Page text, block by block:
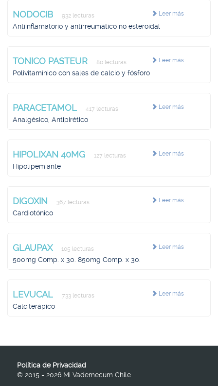
Leer más
NODOCIB 932 lecturas
Antiinflamatorio y antirreumático no esteroidal
Leer más
TONICO PASTEUR 80 lecturas
Polivitamínico con sales de calcio y fósforo
Leer más
PARACETAMOL 417 lecturas
Analgésico, Antipirético
Leer más
HIPOLIXAN 40MG 127 lecturas
Hipolipemiante
Leer más
DIGOXIN 367 lecturas
Cardiotónico
Leer más
GLAUPAX 105 lecturas
500mg Comp. x 30. 850mg Comp. x 30.
Leer más
LEVUCAL 733 lecturas
Calciterápico
Política de Privacidad
© 2015 - 2026 Mi Vademecum Chile